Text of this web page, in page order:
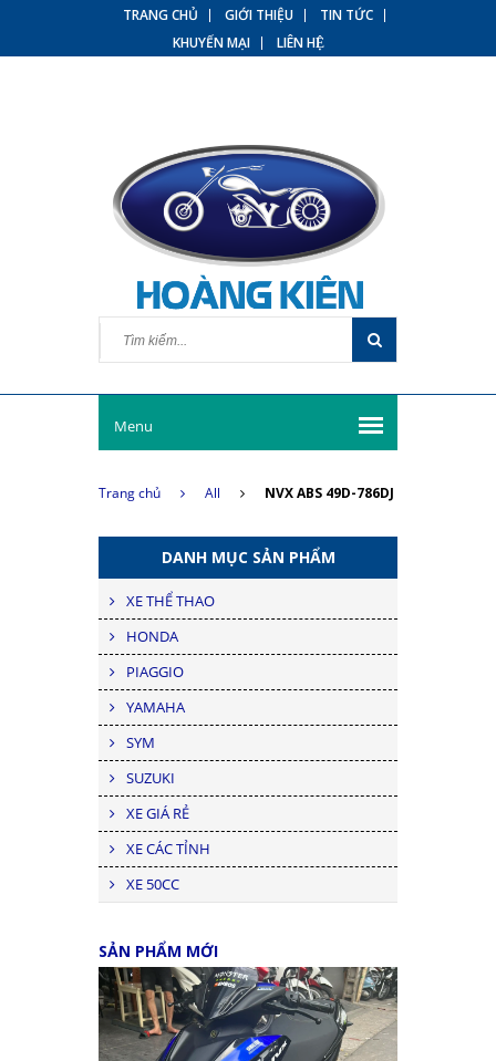
TRANG CHỦ GIỚI THIỆU
TIN TỨC
KHUYẾN MẠI
LIÊN HỆ
Menu
Trang chủ All NVX ABS 49D-786DJ
DANH MỤC SẢN PHẨM
XE THỂ THAO
HONDA
PIAGGIO
YAMAHA
SYM
SUZUKI
XE GIÁ RẺ
XE CÁC TỈNH
XE 50CC
SẢN PHẨM MỚI